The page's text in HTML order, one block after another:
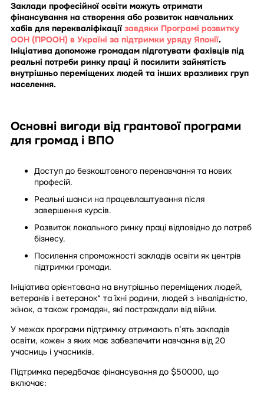
Заклади професійної освіти можуть отримати
фінансування на створення або розвиток навчальних
хабів для перекваліфікаціїзавдяки Програмі розвитку
ООН (ПРООН) в Україні за підтримки уряду Японії.
Ініціатива допоможе громадам підготувати фахівців під
реальні потреби ринку праці й посилити зайнятість
внутрішньо переміщених людей та інших вразливих груп
населення.
Основні вигоди від грантової програми
для громад і ВПО
Доступ до безкоштовного перенавчання та нових
професій.
Реальні шанси на працевлаштування після
завершення курсів.
Розвиток локального ринку праці відповідно до потреб
бізнесу.
Посилення спроможності закладів освіти як центрів
підтримки громади.
Ініціатива орієнтована на внутрішньо переміщених людей,
ветеранів і ветеранок* та їхні родини, людей з інвалідністю,
жінок, а також громадян, які постраждали від війни.
У межах програми підтримку отримають п’ять закладів
освіти, кожен з яких має забезпечити навчання від 20
учасниць і учасників.
Підтримка передбачає фінансування до $50000, що
включає: